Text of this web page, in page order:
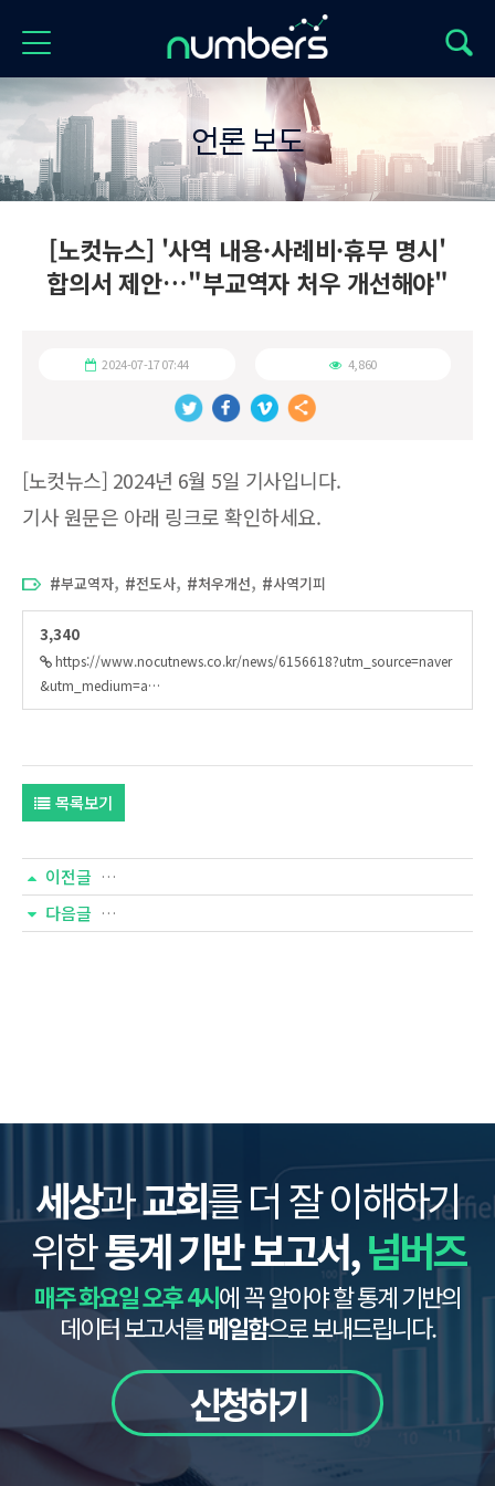
언론 보도
[노컷뉴스] '사역 내용·사례비·휴무 명시'
합의서 제안…"부교역자 처우 개선해야"
2024-07-17 07:44 4,860
[노컷뉴스] 2024년 6월 5일 기사입니다.
기사 원문은 아래 링크로 확인하세요.
부교역자, 전도사, 처우개선, 사역기피
3,340
https://www.nocutnews.co.kr/news/6156618?utm_source=naver
&utm_medium=a…
목록보기
이전글 [충청타임즈] “기도하면 용서하는 마음 생긴다”
다음글 [국민일보] 목사 정년 연장엔 ‘반대’ 우세 “중한 문제 따로
세상과교회를 더 잘 이해하기
위한통계 기반 보고서,넘버즈
매주 화요일 오후 4시에 꼭 알아야 할 통계 기반의
데이터 보고서를메일함으로 보내드립니다.
신청하기